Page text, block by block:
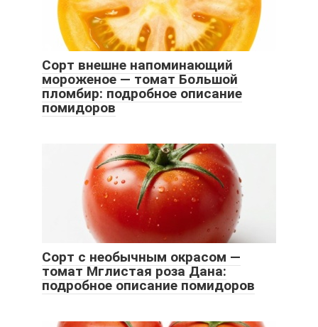
Сорт внешне напоминающий
мороженое — томат Большой
пломбир: подробное описание
помидоров
Сорт с необычным окрасом —
томат Мглистая роза Дана:
подробное описание помидоров